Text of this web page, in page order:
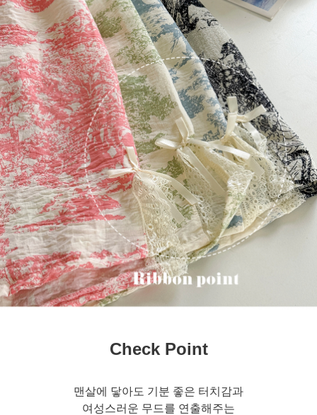
Check Point
맨살에 닿아도 기분 좋은 터치감과
여성스러운 무드를 연출해주는